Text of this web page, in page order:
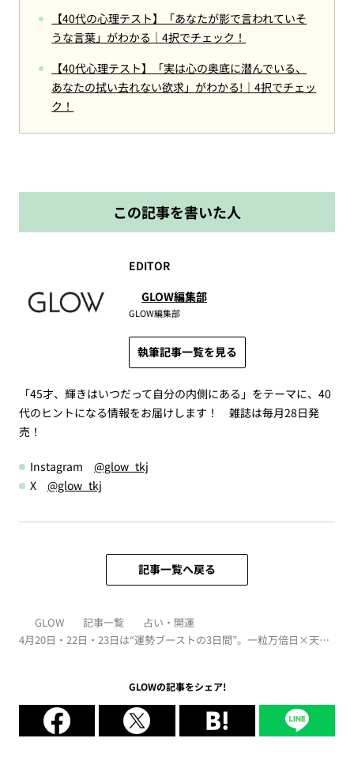
【40代の心理テスト】「あなたが影で言われていそ
うな言葉」がわかる｜4択でチェック！
【40代心理テスト】「実は心の奥底に潜んでいる、
あなたの拭い去れない欲求」がわかる!｜4択でチェッ
ク！
この記事を書いた人
EDITOR
GLOW編集部
GLOW編集部
執筆記事一覧を見る
「45才、輝きはいつだって自分の内側にある」をテーマに、40
代のヒントになる情報をお届けします！ 雑誌は毎月28日発
売！
Instagram @glow_tkj
X @glow_tkj
記事一覧へ戻る
GLOW 記事一覧
占い・開運
4月20日・22日・23日は“運勢ブーストの3日間”。一粒万倍日×天恩
GLOWの記事をシェア!